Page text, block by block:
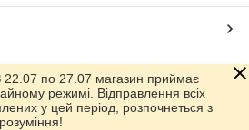
Prom.ua
22.07 по 27.07 магазин приймає
режимі. Відправлення всіх
у цей період, розпочнеться з